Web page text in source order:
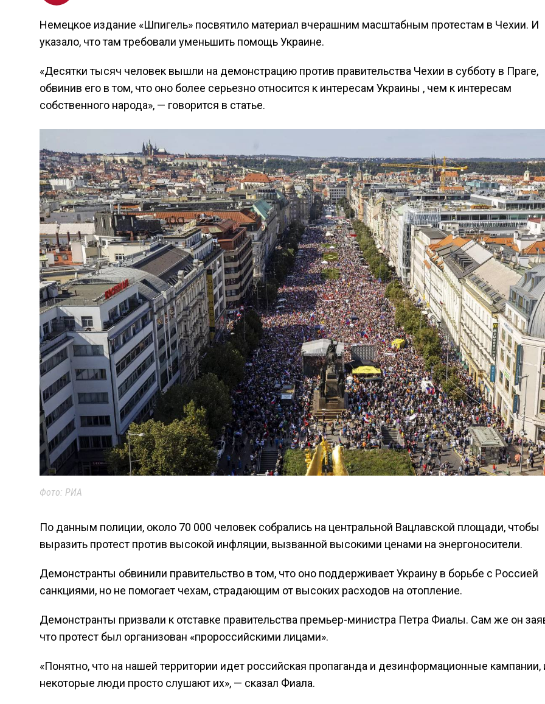
Немецкое издание «Шпигель» посвятило материал вчерашним масштабным протестам в Чехии. И
указало, что там требовали уменьшить помощь Украине.
«Десятки тысяч человек вышли на демонстрацию против правительства Чехии в субботу в Праге,
обвинив его в том, что оно более серьезно относится к интересам Украины , чем к интересам
собственного народа», — говорится в статье.
Фото: РИА
По данным полиции, около 70 000 человек собрались на центральной Вацлавской площади, чтобы
выразить протест против высокой инфляции, вызванной высокими ценами на энергоносители.
Демонстранты обвинили правительство в том, что оно поддерживает Украину в борьбе с Россией
санкциями, но не помогает чехам, страдающим от высоких расходов на отопление.
Демонстранты призвали к отставке правительства премьер-министра Петра Фиалы. Сам же он
что протест был организован «пророссийскими лицами».
«Понятно, что на нашей территории идет российская пропаганда и дезинформационные кампании,
некоторые люди просто слушают их», — сказал Фиала.